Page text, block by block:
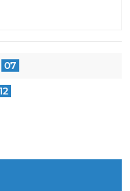
07
12